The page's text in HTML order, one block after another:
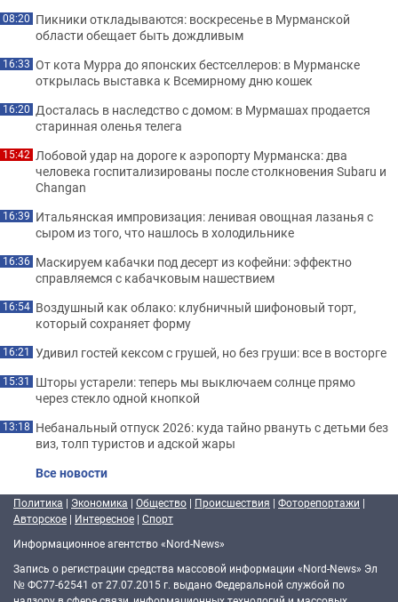
08:20 Пикники откладываются: воскресенье в Мурманской
области обещает быть дождливым
16:33 От кота Мурра до японских бестселлеров: в Мурманске
открылась выставка к Всемирному дню кошек
16:20 Досталась в наследство с домом: в Мурмашах продается
старинная оленья телега
15:42 Лобовой удар на дороге к аэропорту Мурманска: два
человека госпитализированы после столкновения Subaru и
Changan
16:39 Итальянская импровизация: ленивая овощная лазанья с
сыром из того, что нашлось в холодильнике
16:36 Маскируем кабачки под десерт из кофейни: эффектно
справляемся с кабачковым нашествием
16:54 Воздушный как облако: клубничный шифоновый торт,
который сохраняет форму
16:21 Удивил гостей кексом с грушей, но без груши: все в восторге
15:31 Шторы устарели: теперь мы выключаем солнце прямо
через стекло одной кнопкой
13:18 Небанальный отпуск 2026: куда тайно рвануть с детьми без
виз, толп туристов и адской жары
Все новости
Политика | Экономика | Общество | Происшествия | Фоторепортажи |
Авторское | Интересное | Спорт
Информационное агентство «Nord-News»
Запись о регистрации средства массовой информации «Nord-News» Эл
№ ФС77-62541 от 27.07.2015 г. выдано Федеральной службой по